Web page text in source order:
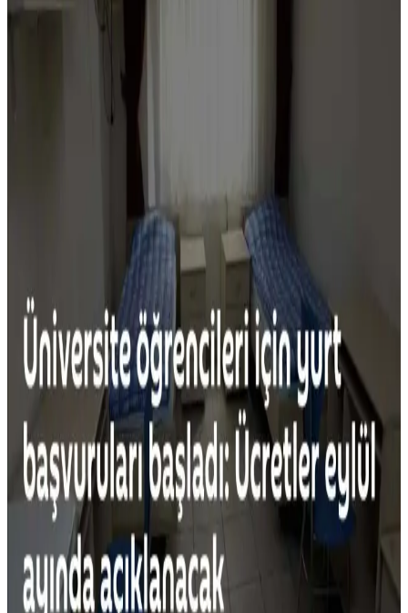
kokuların nedenleri ve çözüm yolları detaylandırılmaktadır.
Karabuğday ve Milletin Besin Değerleri ve
Farro, arpa, teff, karabuğday ve millet gibi az kullanılan tahıllar,
Alışkanlıkları Bırakmanın Ekonomik ve Çevresel
Faydaları Üzerine Bir İnceleme
Gereksiz alışkanlıkların bırakılması, ekonomik tasarruf ve çevresel
faydalar sağlar. Kumaş yumuşatıcıdan hazır kahveye, ikinci el
alışverişten evde yemek yapmaya kadar birçok örnekle bilinçli
tüketim mümkün.
Yapışmaz Tava Kullanımı: Sağlık, Güvenlik ve
Çevresel Etkilerin Detaylı İncelemesi
Yapışmaz tavalar doğru kullanıldığında güvenlidir ancak kaplama
zarar görürse sağlık riski oluşur. Üretim sürecindeki kimyasallar
çevreye zarar verir. Alternatif malzemeler daha dayanıklı ve çevreci
seçenekler sunar.
Yemek Pişirme Tükenmişliği ve Basit, Dengeli
Akşam Yemekleri İçin Pratik Öneriler
Yemek pişirme tükenmişliği, tekrar eden menüler ve yorgunlukla
ortaya çıkar. Dengeli beslenme, pratik tarifler ve iyi planlama ile
yemek hazırlama süreci kolaylaşır ve çeşitlenir.
Salatalık Sevmek İçin Yöntemler ve Alternatif